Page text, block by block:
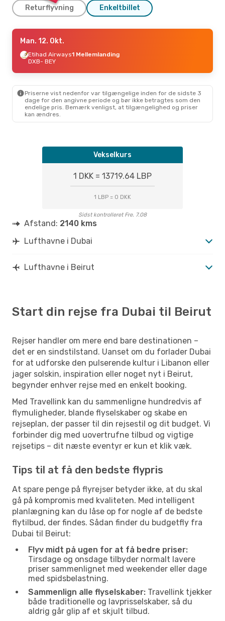
Returflyvning Enkeltbillet
Man. 7. Sep.- Man. 14. Sep.
Etihad Airways
1 Mellemlanding
Air ArabiaDirekte
Man. 12. Okt.
Etihad Airways1 Mellemlanding
DXB- BEY
Priserne vist nedenfor var tilgængelige inden for de sidste 3
dage for den angivne periode og bør ikke betragtes som den
endelige pris. Bemærk venligst, at tilgængelighed og priser
kan ændres.
Vekselkurs
1 DKK = 13719.64 LBP
1 LBP = 0 DKK
Sidst kontrolleret Fre. 7.08
Afstand: 2140 kms
Lufthavne i Dubai
Lufthavne i Beirut
Start din rejse fra Dubai til Beirut
Rejser handler om mere end bare destinationen –
det er en sindstilstand. Uanset om du forlader Dubai
for at udforske den pulserende kultur i Libanon eller
jager solskin, inspiration eller noget nyt i Beirut,
begynder enhver rejse med en enkelt booking.
Med Travellink kan du sammenligne hundredvis af
flymuligheder, blande flyselskaber og skabe en
rejseplan, der passer til din rejsestil og dit budget. Vi
forbinder dig med uovertrufne tilbud og vigtige
rejsetips – dit næste eventyr er kun et klik væk.
Tips til at få den bedste flypris
At spare penge på flyrejser betyder ikke, at du skal
gå på kompromis med kvaliteten. Med intelligent
planlægning kan du låse op for nogle af de bedste
flytilbud, der findes. Sådan finder du budgetfly fra
Dubai til Beirut:
Flyv midt på ugen for at få bedre priser:
Tirsdage og onsdage tilbyder normalt lavere
priser sammenlignet med weekender eller dage
med spidsbelastning.
Sammenlign alle flyselskaber: Travellink tjekker
både traditionelle og lavprisselskaber, så du
aldrig går glip af et skjult tilbud.